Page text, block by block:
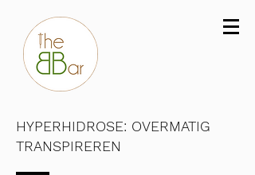
HYPERHIDROSE: OVERMATIG
TRANSPIREREN